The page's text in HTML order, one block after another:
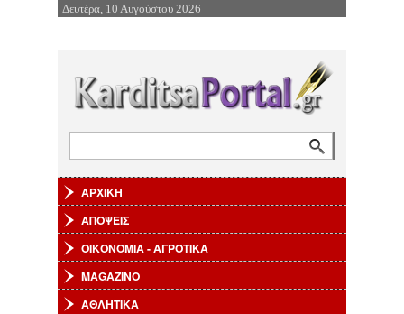
Επιστροφή στην Πλοήγηση
Δευτέρα, 10 Αυγούστου 2026
ΑΡΧΙΚΗ
ΑΠΟΨΕΙΣ
ΟΙΚΟΝΟΜΙΑ - ΑΓΡΟΤΙΚΑ
MAGAZINO
ΑΘΛΗΤΙΚΑ